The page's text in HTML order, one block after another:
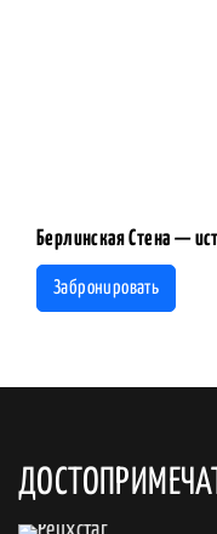
Берлинская Стена —
Забронировать